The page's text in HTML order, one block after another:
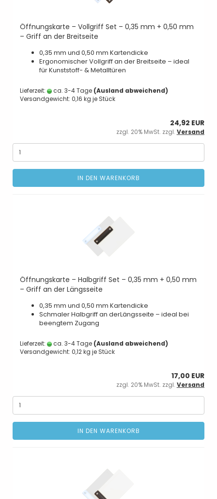
Öffnungskarte – Vollgriff Set – 0,35 mm + 0,50 mm
– Griff an der Breitseite
0,35 mm und 0,50 mm Kartendicke
Ergonomischer Vollgriff an der Breitseite – ideal
für Kunststoff- & Metalltüren
Lieferzeit: ca. 3-4 Tage (Ausland abweichend)
Versandgewicht:0,16 kg je Stück
24,92 EUR
zzgl. 20% MwSt. zzgl. Versand
IN DEN WARENKORB
Öffnungskarte – Halbgriff Set – 0,35 mm + 0,50 mm
– Griff an der Längsseite
0,35 mm und 0,50 mm Kartendicke
Schmaler Halbgriff an derLängsseite – ideal bei
beengtem Zugang
Lieferzeit: ca. 3-4 Tage (Ausland abweichend)
Versandgewicht:0,12kg je Stück
17,00 EUR
zzgl. 20% MwSt. zzgl. Versand
IN DEN WARENKORB